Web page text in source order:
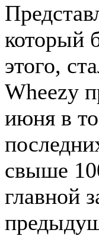
который
этого,
Wheezy
июня в
свыше
главной